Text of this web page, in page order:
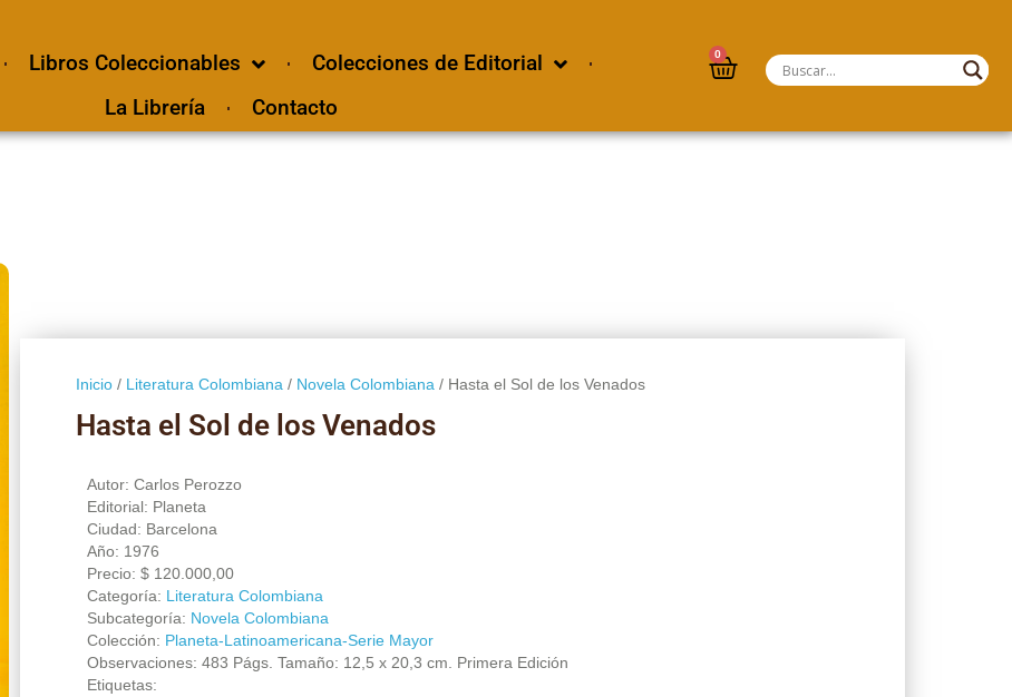
Libros Coleccionables
Colecciones de Editorial
La Librería
Contacto
0
Inicio/ Literatura Colombiana / Novela Colombiana / Hasta el Sol de los Venados
Hasta el Sol de los Venados
Autor: Carlos Perozzo
Editorial: Planeta
Ciudad: Barcelona
Año: 1976
Precio: $120.000,00
Categoría: Literatura Colombiana
Subcategoría: Novela Colombiana
Colección: Planeta-Latinoamericana-Serie Mayor
Observaciones: 483 Págs. Tamaño: 12,5 x 20,3 cm. Primera Edición
Etiquetas: